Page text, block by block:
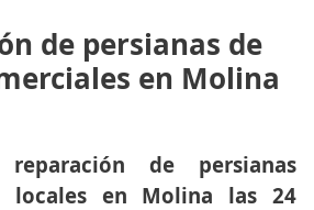
de persianas de
en Molina
reparación de persianas
locales en Molina las 24